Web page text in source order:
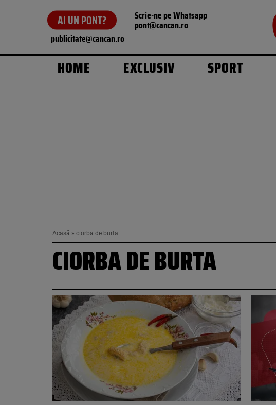
AI UN PONT? Scrie-ne pe Whatsapp
pont@cancan.ro
publicitate@cancan.ro
HOME EXCLUSIV SPORT
Acasă » ciorba de burta
CIORBA DE BURTA